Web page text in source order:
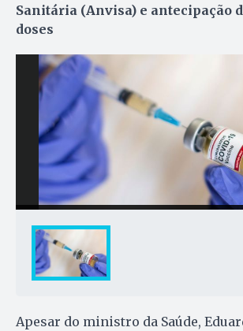
Sanitária (Anvisa) e antecipação
doses
Apesar do ministro da Saúde,